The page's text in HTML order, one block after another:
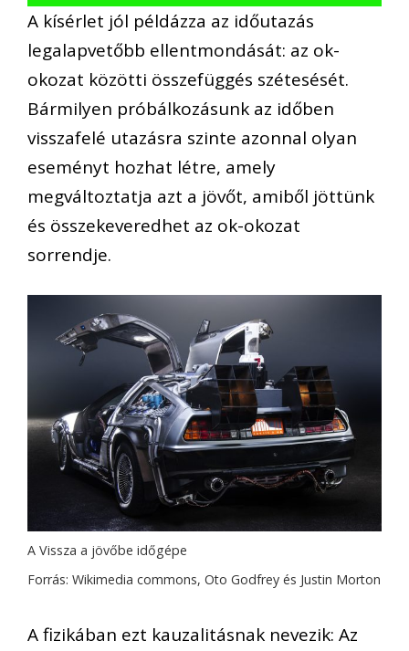
A kísérlet jól példázza az időutazás
legalapvetőbb ellentmondását: az ok-
okozat közötti összefüggés szétesését.
Bármilyen próbálkozásunk az időben
visszafelé utazásra szinte azonnal olyan
eseményt hozhat létre, amely
megváltoztatja azt a jövőt, amiből jöttünk
és összekeveredhet az ok-okozat
sorrendje.
A Vissza a jövőbe időgépe
Forrás: Wikimedia commons, Oto Godfrey és Justin Morton
A fizikában ezt kauzalitásnak nevezik: Az